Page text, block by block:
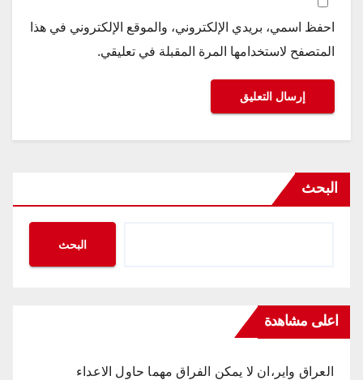
احفظ اسمي، بريدي الإلكتروني، والموقع الإلكتروني في هذا
المتصفح لاستخدامها المرة المقبلة في تعليقي.
البحث
البحث
اعلى مشاهدة
العراق واير،ان لا يمكن الفراق مهما حاول الاعداء